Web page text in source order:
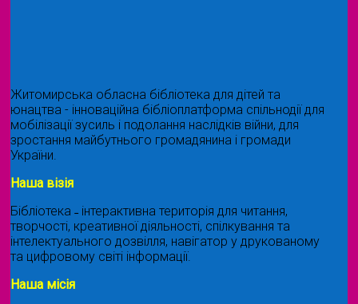
Житомирська обласна бібліотека для дітей та
юнацтва - інноваційна бібліоплатформа спільнодії для
мобілізації зусиль і подолання наслідків війни, для
зростання майбутнього громадянина і громади
України.
Наша візія
Бібліотека ˗ інтерактивна територія для читання,
творчості, креативної діяльності, спілкування та
інтелектуального дозвілля, навігатор у друкованому
та цифровому світі інформації.
Наша місія